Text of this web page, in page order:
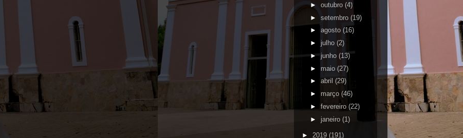
► outubro (4)
► setembro (19)
► agosto (16)
► julho (2)
► junho (13)
► maio (27)
► abril (29)
► março (46)
► fevereiro (22)
► janeiro (1)
► 2019 (191)